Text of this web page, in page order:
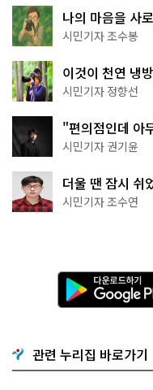
나의 마음을 사
상작 공개!
시민기자 조수봉
이것이 천연 냉
나볼까
시민기자 정향선
"편의점인데 아
한 편의점의 정체
시민기자 권기윤
더울 땐 잠시 쉬
·무더위쉼터까지
시민기자 조수연
다
운
로
기
G
o
관련 누리집 바로가기